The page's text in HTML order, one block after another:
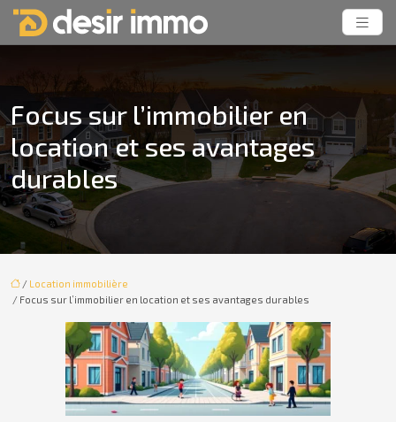
Focus sur l’immobilier en
location et ses avantages
durables
/ Location immobilière
/ Focus sur l’immobilier en location et ses avantages durables